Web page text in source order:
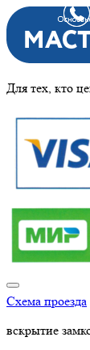
Для тех, кто
Схема проезда
вскрытие